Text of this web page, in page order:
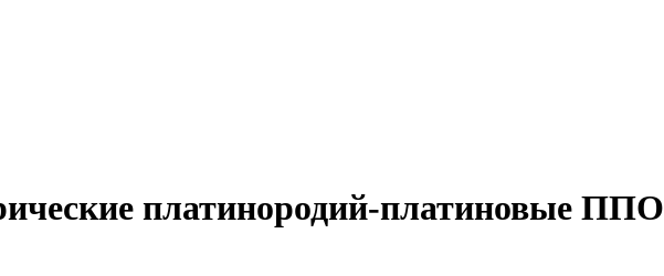
платинородий-платиновые ППО